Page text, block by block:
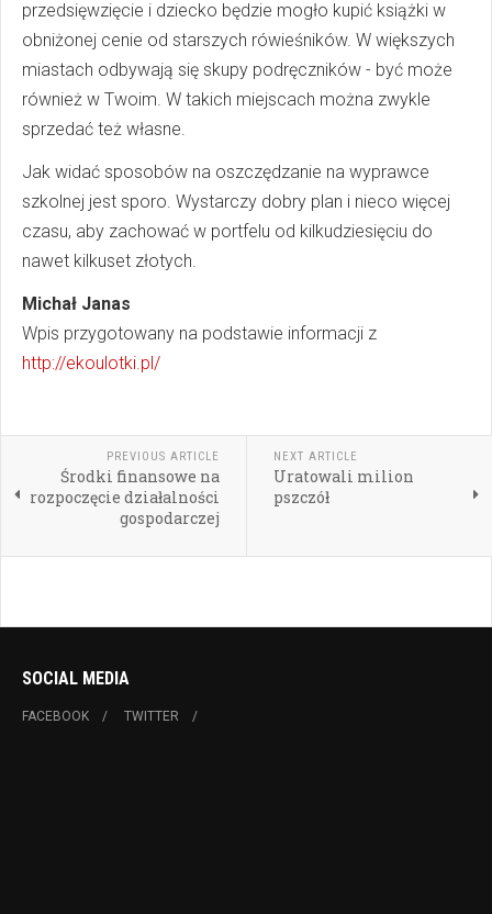
przedsięwzięcie i dziecko będzie mogło kupić książki w
obniżonej cenie od starszych rówieśników. W większych
miastach odbywają się skupy podręczników - być może
również w Twoim. W takich miejscach można zwykle
sprzedać też własne.
Jak widać sposobów na oszczędzanie na wyprawce
szkolnej jest sporo. Wystarczy dobry plan i nieco więcej
czasu, aby zachować w portfelu od kilkudziesięciu do
nawet kilkuset złotych.
Michał Janas
Wpis przygotowany na podstawie informacji z
http://ekoulotki.pl/
PREVIOUS ARTICLE
Środki finansowe na
rozpoczęcie działalności
gospodarczej
NEXT ARTICLE
Uratowali milion
pszczół
SOCIAL MEDIA
FACEBOOK TWITTER